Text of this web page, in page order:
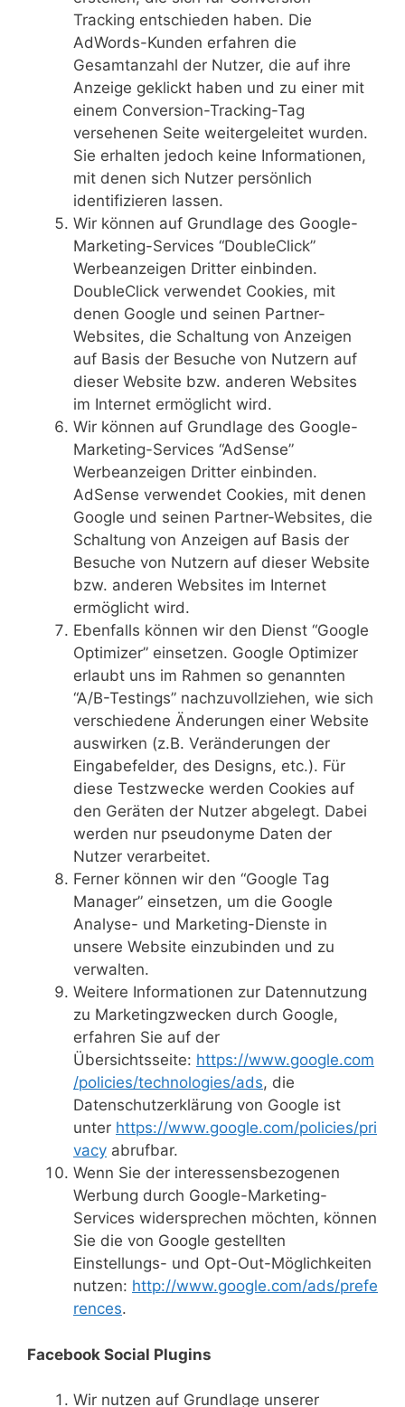
Tracking entschieden haben. Die
AdWords-Kunden erfahren die
Gesamtanzahl der Nutzer, die auf ihre
Anzeige geklickt haben und zu einer mit
einem Conversion-Tracking-Tag
versehenen Seite weitergeleitet wurden.
Sie erhalten jedoch keine Informationen,
mit denen sich Nutzer persönlich
identifizieren lassen.
Wir können auf Grundlage des Google-
Marketing-Services “DoubleClick”
Werbeanzeigen Dritter einbinden.
DoubleClick verwendet Cookies, mit
denen Google und seinen Partner-
Websites, die Schaltung von Anzeigen
auf Basis der Besuche von Nutzern auf
dieser Website bzw. anderen Websites
im Internet ermöglicht wird.
Wir können auf Grundlage des Google-
Marketing-Services “AdSense”
Werbeanzeigen Dritter einbinden.
AdSense verwendet Cookies, mit denen
Google und seinen Partner-Websites, die
Schaltung von Anzeigen auf Basis der
Besuche von Nutzern auf dieser Website
bzw. anderen Websites im Internet
ermöglicht wird.
Ebenfalls können wir den Dienst “Google
Optimizer” einsetzen. Google Optimizer
erlaubt uns im Rahmen so genannten
“A/B-Testings” nachzuvollziehen, wie sich
verschiedene Änderungen einer Website
auswirken (z.B. Veränderungen der
Eingabefelder, des Designs, etc.). Für
diese Testzwecke werden Cookies auf
den Geräten der Nutzer abgelegt. Dabei
werden nur pseudonyme Daten der
Nutzer verarbeitet.
Ferner können wir den “Google Tag
Manager” einsetzen, um die Google
Analyse- und Marketing-Dienste in
unsere Website einzubinden und zu
verwalten.
Weitere Informationen zur Datennutzung
zu Marketingzwecken durch Google,
erfahren Sie auf der
Übersichtsseite: https://www.google.com
/policies/technologies/ads, die
Datenschutzerklärung von Google ist
unter https://www.google.com/policies/pri
vacy abrufbar.
Wenn Sie der interessensbezogenen
Werbung durch Google-Marketing-
Services widersprechen möchten, können
Sie die von Google gestellten
Einstellungs- und Opt-Out-Möglichkeiten
nutzen: http://www.google.com/ads/prefe
rences.
Facebook Social Plugins
Wir nutzen auf Grundlage unserer